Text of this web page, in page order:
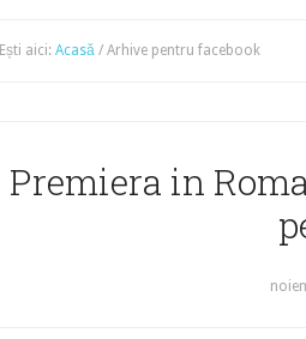
Ești aici: Acasă / Arhive pentru facebook
Premiera in